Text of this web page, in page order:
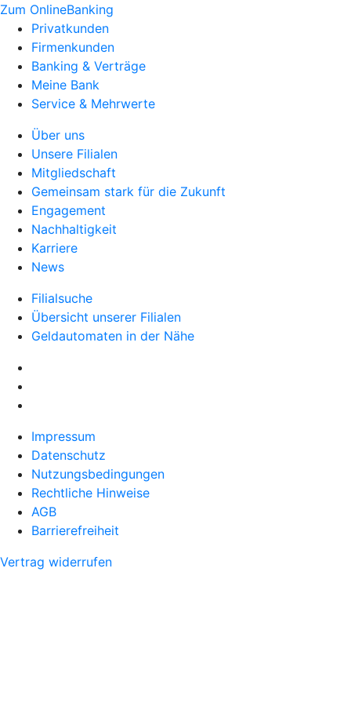
Zum OnlineBanking
Privatkunden
Firmenkunden
Banking & Verträge
Meine Bank
Service & Mehrwerte
Über uns
Unsere Filialen
Mitgliedschaft
Gemeinsam stark für die Zukunft
Engagement
Nachhaltigkeit
Karriere
News
Filialsuche
Übersicht unserer Filialen
Geldautomaten in der Nähe
Impressum
Datenschutz
Nutzungsbedingungen
Rechtliche Hinweise
AGB
Barrierefreiheit
Vertrag widerrufen